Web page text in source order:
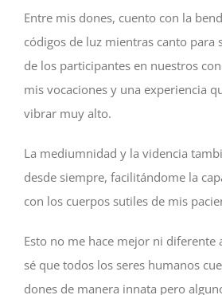
Entre mis dones, cuento con la
códigos de luz mientras canto para
de los participantes en nuestros
mis vocaciones y una experiencia
vibrar muy alto.
La mediumnidad y la videncia
desde siempre, facilitándome la
con los cuerpos sutiles de mis
Esto no me hace mejor ni diferente
sé que todos los seres humanos
dones de manera innata pero